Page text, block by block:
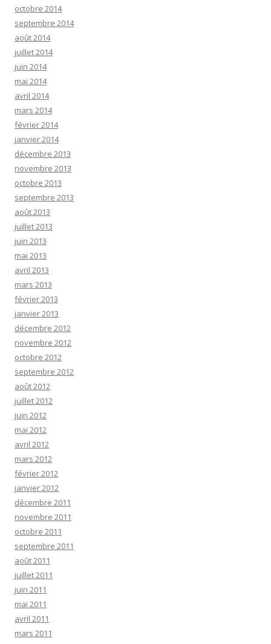
octobre 2014
septembre 2014
août 2014
juillet 2014
juin 2014
mai 2014
avril 2014
mars 2014
février 2014
janvier 2014
décembre 2013
novembre 2013
octobre 2013
septembre 2013
août 2013
juillet 2013
juin 2013
mai 2013
avril 2013
mars 2013
février 2013
janvier 2013
décembre 2012
novembre 2012
octobre 2012
septembre 2012
août 2012
juillet 2012
juin 2012
mai 2012
avril 2012
mars 2012
février 2012
janvier 2012
décembre 2011
novembre 2011
octobre 2011
septembre 2011
août 2011
juillet 2011
juin 2011
mai 2011
avril 2011
mars 2011